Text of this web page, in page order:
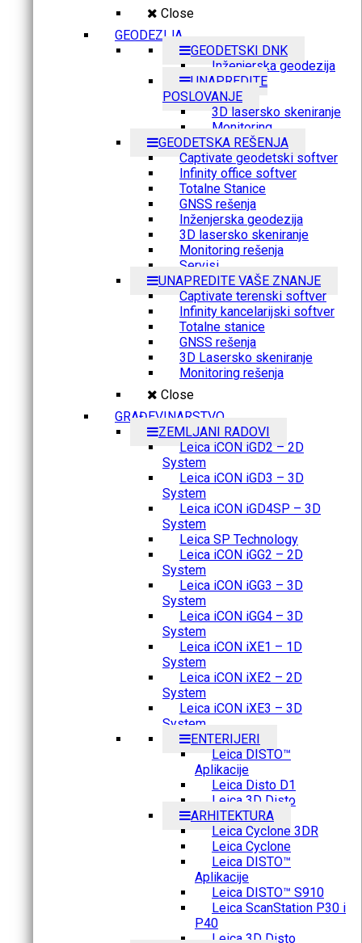
Close
GEODEZIJA
GEODETSKI DNK
Inženjerska geodezija
UNAPREDITE
POSLOVANJE
3D lasersko skeniranje
Monitoring
GEODETSKA REŠENJA
Captivate geodetski softver
Infinity office softver
Totalne Stanice
GNSS rešenja
Inženjerska geodezija
3D lasersko skeniranje
Monitoring rešenja
Servisi
UNAPREDITE VAŠE ZNANJE
Captivate terenski softver
Infinity kancelarijski softver
Totalne stanice
GNSS rešenja
3D Lasersko skeniranje
Monitoring rešenja
Close
GRAĐEVINARSTVO
ZEMLJANI RADOVI
Leica iCON iGD2 – 2D
System
Leica iCON iGD3 – 3D
System
Leica iCON iGD4SP – 3D
System
Leica SP Technology
Leica iCON iGG2 – 2D
System
Leica iCON iGG3 – 3D
System
Leica iCON iGG4 – 3D
System
Leica iCON iXE1 – 1D
System
Leica iCON iXE2 – 2D
System
Leica iCON iXE3 – 3D
System
ENTERIJERI
Leica DISTO™
Aplikacije
Leica Disto D1
Leica 3D Disto
ARHITEKTURA
Leica Cyclone 3DR
Leica Cyclone
Leica DISTO™
Aplikacije
Leica DISTO™ S910
Leica ScanStation P30 i
P40
Leica 3D Disto